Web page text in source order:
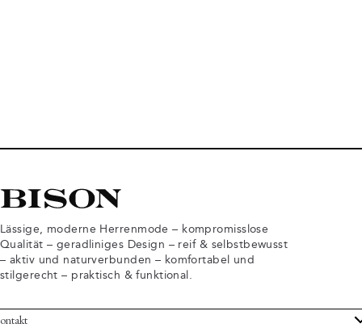
Lässige, moderne Herrenmode – kompromisslose
Qualität – geradliniges Design – reif & selbstbewusst
– aktiv und naturverbunden – komfortabel und
stilgerecht – praktisch & funktional.